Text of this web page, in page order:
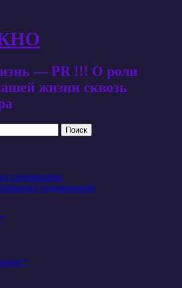
— PR !!! О роли
жизни сквозь
содержанию
содержимому
*